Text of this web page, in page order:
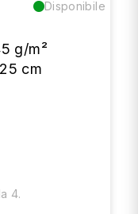
Disponibile
g/m²
cm
4.